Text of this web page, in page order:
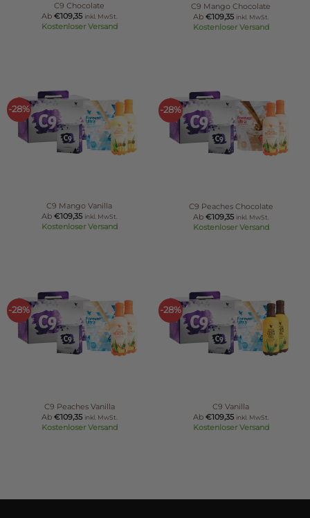
C9 Chocolate
Ab €109,35 inkl. MwSt.
Kostenloser Versand
C9 Mango Chocolate
Ab €109,35 inkl. MwSt.
Kostenloser Versand
-28%
C9 Mango Vanilla
Ab €109,35 inkl. MwSt.
Kostenloser Versand
-28%
C9 Peaches Chocolate
Ab €109,35 inkl. MwSt.
Kostenloser Versand
-28%
C9 Peaches Vanilla
Ab €109,35 inkl. MwSt.
Kostenloser Versand
-28%
C9 Vanilla
Ab €109,35 inkl. MwSt.
Kostenloser Versand